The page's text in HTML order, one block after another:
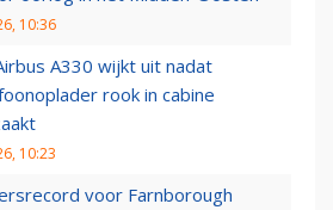
10:36
A330 wijkt uit nadat
rook in cabine
10:23
voor Farnborough